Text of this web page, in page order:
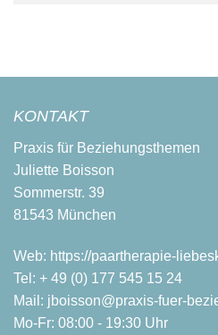
KONTAKT
Praxis für Beziehungsthemen
Juliette Boisson
Sommerstr. 39
81543 München
Web: https://paartherapie-
Tel: + 49 (0) 177 545 15 24
Mail: jboisson@praxis-fuer-
Mo-Fr: 08:00 - 19:30 Uhr